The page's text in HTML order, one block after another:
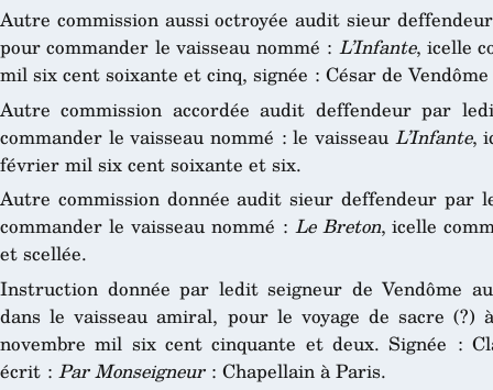
Autre commission aussi octroyée audit sieur
pour commander le vaisseau nommé : L’Infante, icelle
mil six cent soixante et cinq, signée : César de
Autre commission accordée audit deffendeur par
commander le vaisseau nommé : le vaisseau L’Infante,
février mil six cent soixante et six.
Autre commission donnée audit sieur deffendeur par
commander le vaisseau nommé : Le Breton, icelle
et scellée.
Instruction donnée par ledit seigneur de Vendôme
dans le vaisseau amiral, pour le voyage de sacre
novembre mil six cent cinquante et deux. Signée :
écrit : Par Monseigneur: Chapellain à Paris.